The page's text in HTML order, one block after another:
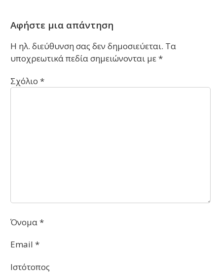
Αφήστε μια απάντηση
Η ηλ. διεύθυνση σας δεν δημοσιεύεται. Τα
υποχρεωτικά πεδία σημειώνονται με*
Σχόλιο*
Όνομα*
Email*
Ιστότοπος